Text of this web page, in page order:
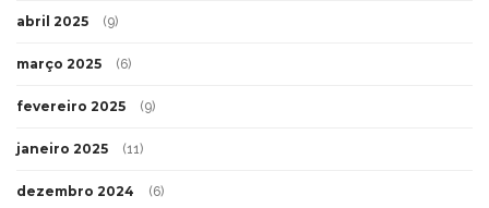
abril 2025 (9)
março 2025 (6)
fevereiro 2025 (9)
janeiro 2025 (11)
dezembro 2024 (6)